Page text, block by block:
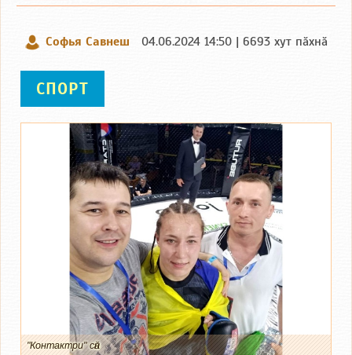
Софья Савнеш 04.06.2024 14:50 | 6693 хут пӑхнӑ
СПОРТ
"Контактри" сӑн